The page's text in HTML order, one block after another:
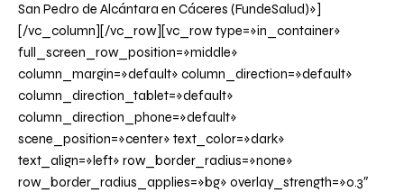
San Pedro de Alcántara en Cáceres (FundeSalud)»]
[/vc_column][/vc_row][vc_row type=»in_container»
full_screen_row_position=»middle»
column_margin=»default» column_direction=»default»
column_direction_tablet=»default»
column_direction_phone=»default»
scene_position=»center» text_color=»dark»
text_align=»left» row_border_radius=»none»
row_border_radius_applies=»bg» overlay_strength=»0.3″